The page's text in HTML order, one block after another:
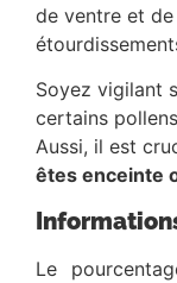
de ventre et
Soyez vigilant
certains
Aussi, il est
êtes enceinte
Le